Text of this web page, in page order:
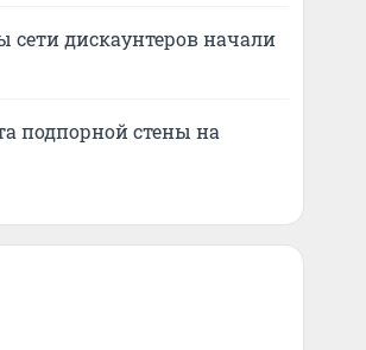
сети дискаунтеров начали
подпорной стены на